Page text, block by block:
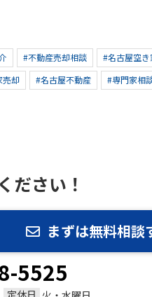
#不動産売却相談 #名古屋空
売却 #名古屋不動産 #専門家相
ださい！
まずは無料相談
5525
定休日